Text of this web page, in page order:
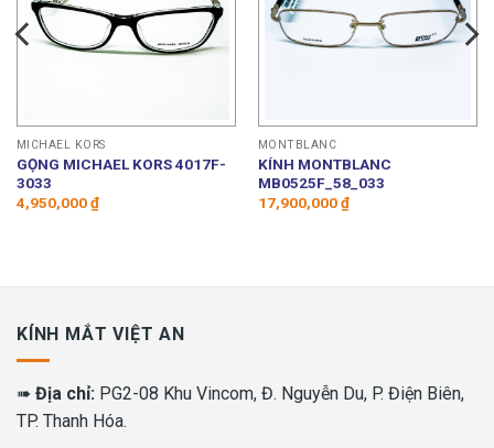
MICHAEL KORS
GỌNG MICHAEL KORS 4017F-
3033
4,950,000₫
MONTBLANC
KÍNH MONTBLANC
MB0525F_58_033
17,900,000₫
KÍNH MẮT VIỆT AN
➠ Địa chỉ: PG2-08 Khu Vincom, Đ. Nguyễn Du, P. Điện Biên,
TP. Thanh Hóa.